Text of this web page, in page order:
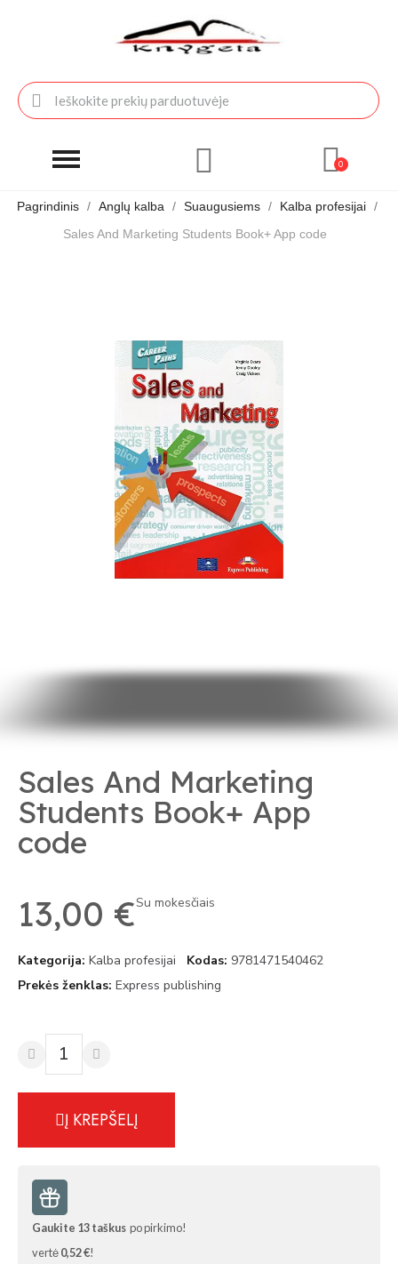
Pagrindinis Anglų kalba Suaugusiems
Kalba profesijai
Sales And Marketing Students Book+ App code
Sales And Marketing
Students Book+ App
code
13,00 €Su mokesčiais
Kategorija Kalba profesijai Kodas 9781471540462
Prekės ženklas Express publishing
Į KREPŠELĮ
Gaukite 13taškus po pirkimo!
vertė0,52 €!